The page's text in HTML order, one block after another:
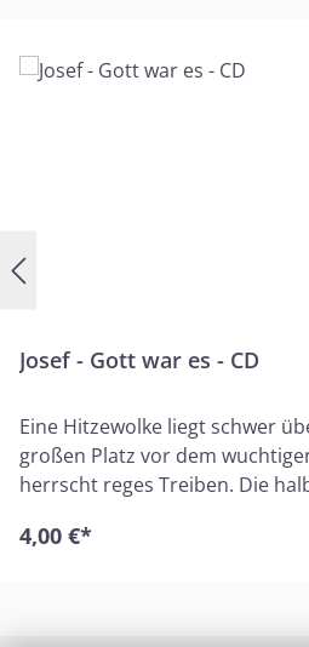
Josef - Gott war es - CD
Eine Hitzewolke liegt schwer
großen Platz vor dem
herrscht reges Treiben. Die
Stimmen... Nur die vier Jungen,
kein Ägypter ist. Ephraim und
4,00 €*